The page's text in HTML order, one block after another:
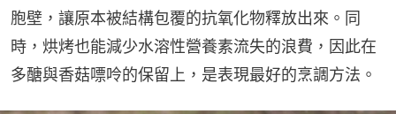
胞壁，讓原本被結構包覆的抗氧化物釋放出來。同
時，烘烤也能減少水溶性營養素流失的浪費，因此在
多醣與香菇嘌呤的保留上，是表現最好的烹調方法。